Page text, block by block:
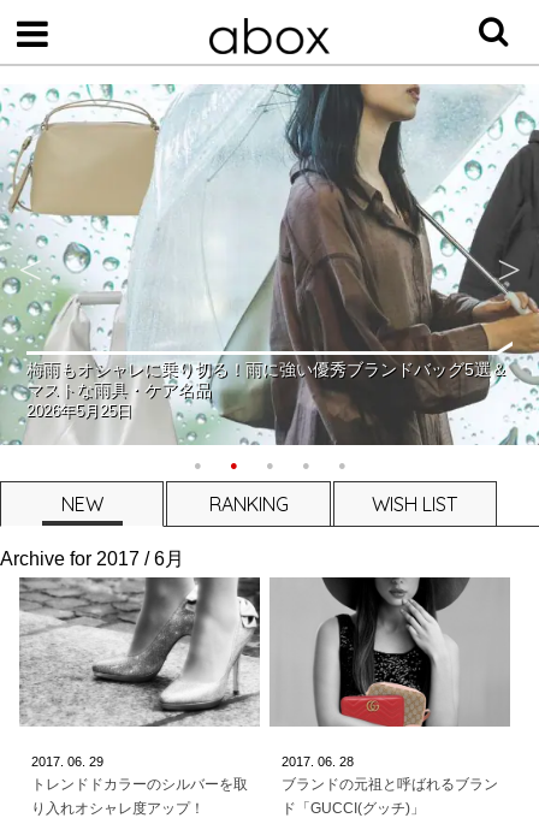
梅雨もオシャレに乗り切る！雨に強い優秀ブランドバッグ5選＆
マストな雨具・ケア名品
2026年5月25日
NEW RANKING WISH LIST
Archive for 2017 / 6月
2017. 06. 29
トレンドドカラーのシルバーを取
り入れオシャレ度アップ！
2017. 06. 28
ブランドの元祖と呼ばれるブラン
ド「GUCCI(グッチ)」